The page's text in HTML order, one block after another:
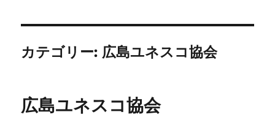
カテゴリー: 広島ユネスコ協会
広島ユネスコ協会